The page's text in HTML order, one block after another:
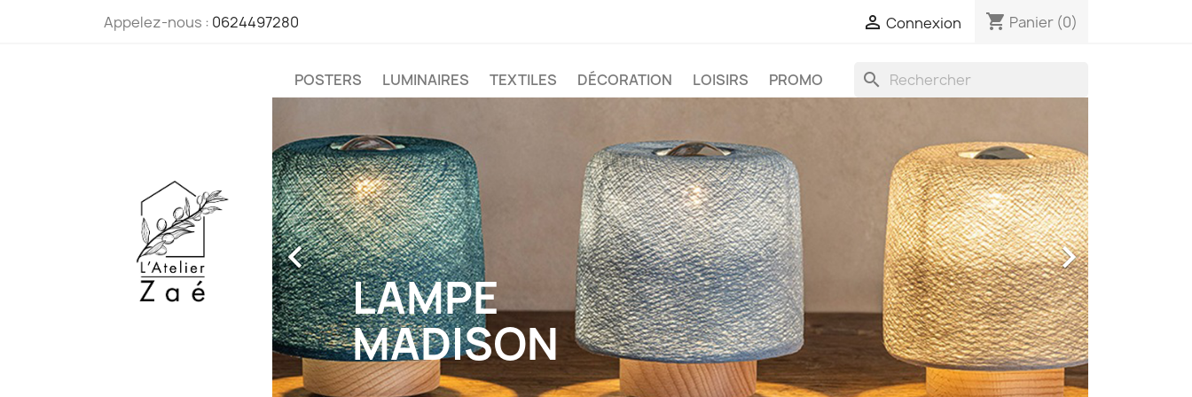
Appelez-nous : 0624497280  Connexion shopping_cart Panier (0)
POSTERS LUMINAIRES TEXTILES DÉCORATION LOISIRS PROMO search
LAMPE
MADISON
 